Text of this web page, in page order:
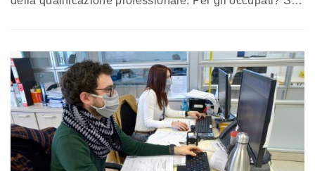
Mastrapasqua